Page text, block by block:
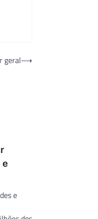
geral⟶
e
e